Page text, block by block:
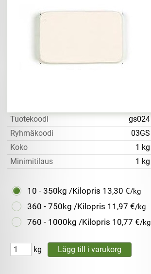
Tuotekoodi
gs024
Ryhmäkoodi
03GS
Koko
1 kg
Minimitilaus
1 kg
10 - 350kg /Kilopris 13,30 €/kg
360 - 750kg /Kilopris 11,97 €/kg
760 - 1000kg /Kilopris 10,77 €/kg
kg